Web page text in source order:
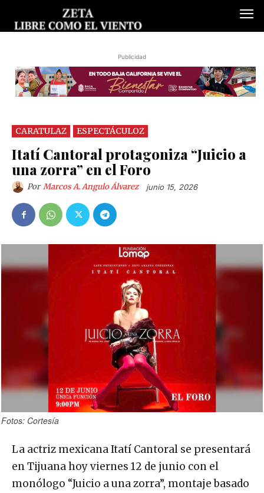
Publicidad
CARATULAZ ESPECTÁCULOZ
Itatí Cantoral protagoniza “Juicio a
una zorra” en el Foro
Por Marcos A. Angulo Álvarez junio 15, 2026
Fotos: Cortesía
La actriz mexicana Itatí Cantoral se presentará
en Tijuana hoy viernes 12 de junio con el
monólogo “Juicio a una zorra”, montaje basado